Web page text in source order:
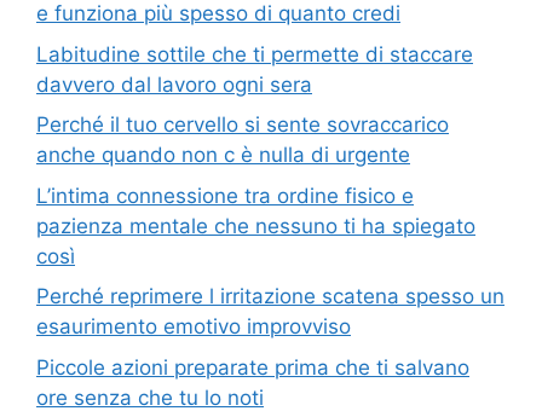
e funziona più spesso di quanto credi
Labitudine sottile che ti permette di staccare
davvero dal lavoro ogni sera
Perché il tuo cervello si sente sovraccarico
anche quando non c è nulla di urgente
L’intima connessione tra ordine fisico e
pazienza mentale che nessuno ti ha spiegato
così
Perché reprimere l irritazione scatena spesso un
esaurimento emotivo improvviso
Piccole azioni preparate prima che ti salvano
ore senza che tu lo noti